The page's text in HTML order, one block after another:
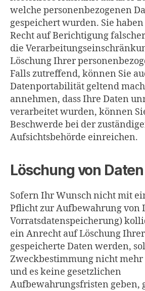
welche personenbezogenen
gespeichert wurden. Sie
Recht auf Berichtigung
die
Löschung Ihrer
Falls zutreffend, können Sie
Datenportabilität geltend
annehmen, dass Ihre Daten
verarbeitet wurden, können
Beschwerde bei der
Aufsichtsbehörde einreichen.
Löschung von Daten
Sofern Ihr Wunsch nicht mit
Pflicht zur Aufbewahrung von
Vorratsdatenspeicherung)
ein Anrecht auf Löschung
gespeicherte Daten werden,
Zweckbestimmung nicht
und es keine gesetzlichen
Aufbewahrungsfristen geben,